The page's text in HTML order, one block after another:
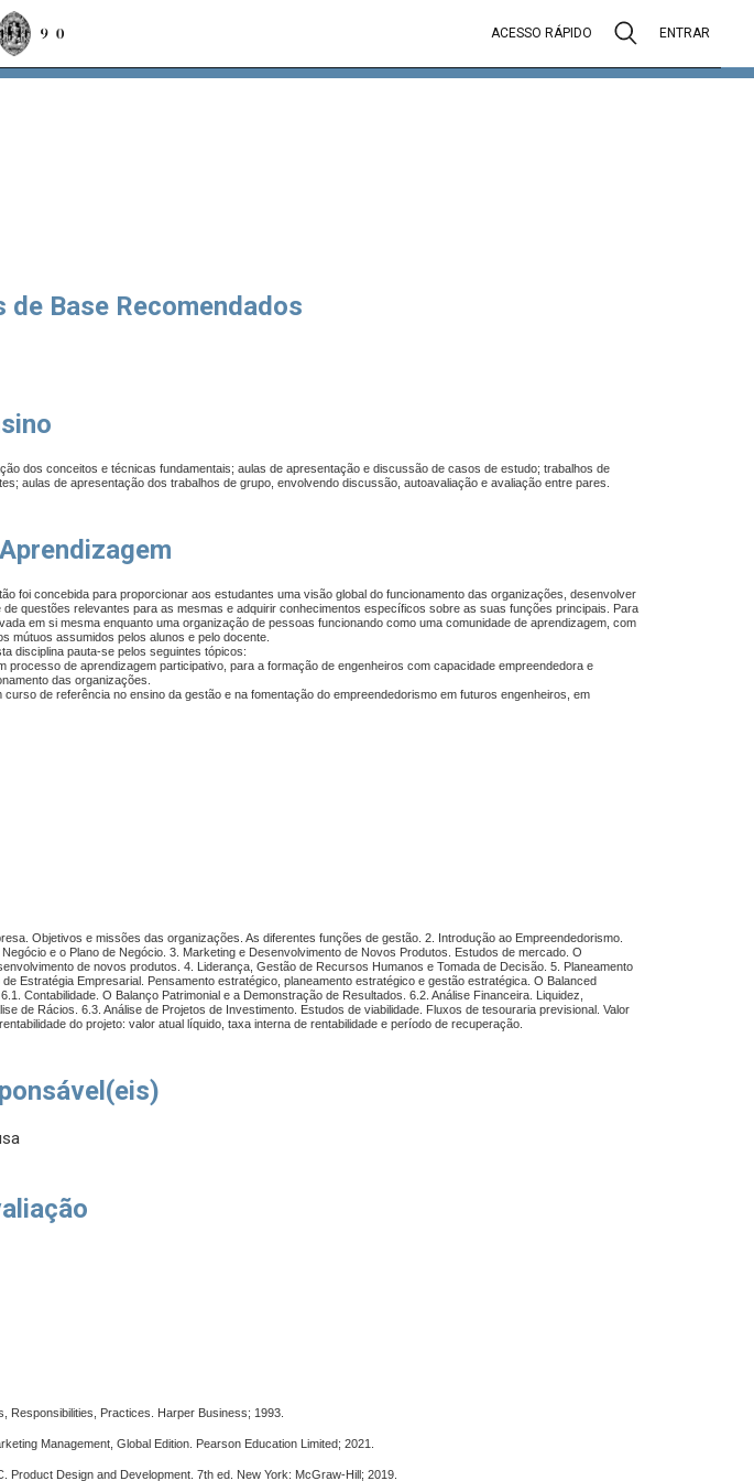
ACESSO RÁPIDO ENTRAR
de Base Recomendados
dos conceitos e técnicas fundamentais; aulas de apresentação e discussão de casos de estudo; trabalhos de
aulas de apresentação dos trabalhos de grupo, envolvendo discussão, autoavaliação e avaliação entre pares.
foi concebida para proporcionar aos estudantes uma visão global do funcionamento das organizações, desenvolver
questões relevantes para as mesmas e adquirir conhecimentos específicos sobre as suas funções principais. Para
em si mesma enquanto uma organização de pessoas funcionando como uma comunidade de aprendizagem, com
mútuos assumidos pelos alunos e pelo docente.
disciplina pauta-se pelos seguintes tópicos:
processo de aprendizagem participativo, para a formação de engenheiros com capacidade empreendedora e
das organizações.
curso de referência no ensino da gestão e na fomentação do empreendedorismo em futuros engenheiros, em
Objetivos e missões das organizações. As diferentes funções de gestão. 2. Introdução ao Empreendedorismo.
e o Plano de Negócio. 3. Marketing e Desenvolvimento de Novos Produtos. Estudos de mercado. O
de novos produtos. 4. Liderança, Gestão de Recursos Humanos e Tomada de Decisão. 5. Planeamento
Estratégia Empresarial. Pensamento estratégico, planeamento estratégico e gestão estratégica. O Balanced
Contabilidade. O Balanço Patrimonial e a Demonstração de Resultados. 6.2. Análise Financeira. Liquidez,
de Rácios. 6.3. Análise de Projetos de Investimento. Estudos de viabilidade. Fluxos de tesouraria previsional. Valor
do projeto: valor atual líquido, taxa interna de rentabilidade e período de recuperação.
Responsibilities, Practices. Harper Business; 1993.
Management, Global Edition. Pearson Education Limited; 2021.
Product Design and Development. 7th ed. New York: McGraw-Hill; 2019.